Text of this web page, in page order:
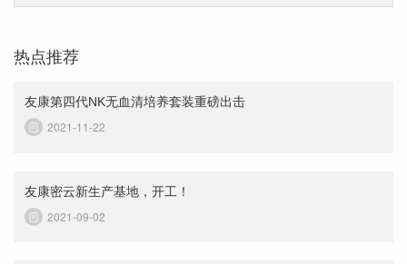
热点推荐
友康第四代NK无血清培养套装重磅出击
2021-11-22
友康密云新生产基地，开工！
2021-09-02